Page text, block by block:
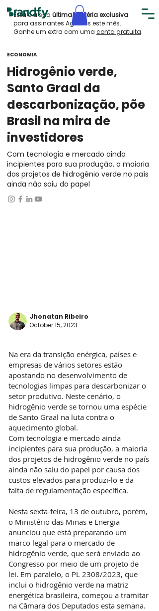
Esta é a sua última matéria exclusiva
para assinantes AgroPills este mês.
Ganhe um extra com uma conta gratuita.
ECONOMIA
Hidrogênio verde,
Santo Graal da
descarbonização, põe
Brasil na mira de
investidores
Com tecnologia e mercado ainda
incipientes para sua produção, a maioria
dos projetos de hidrogênio verde no país
ainda não saiu do papel
Jhonatan Ribeiro
October 15, 2023
Na era da transição enérgica, países e
empresas de vários setores estão
apostando no desenvolvimento de
tecnologias limpas para descarbonizar o
setor produtivo. Neste cenário, o
hidrogênio verde se tornou uma espécie
de Santo Graal na luta contra o
aquecimento global.
Com tecnologia e mercado ainda
incipientes para sua produção, a maioria
dos projetos de hidrogênio verde no país
ainda não saiu do papel por causa dos
custos elevados para produzi-lo e da
falta de regulamentação específica.
Nesta sexta-feira, 13 de outubro, porém,
o Ministério das Minas e Energia
anunciou que está preparando um
marco legal para o mercado de
hidrogênio verde, que será enviado ao
Congresso por meio de um projeto de
lei. Em paralelo, o PL 2308/2023, que
inclui o hidrogênio verde na matriz
energética brasileira, começou a tramitar
na Câmara dos Deputados esta semana.